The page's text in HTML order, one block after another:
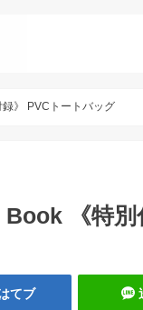
》 PVCトートバッグ
《特
てブ